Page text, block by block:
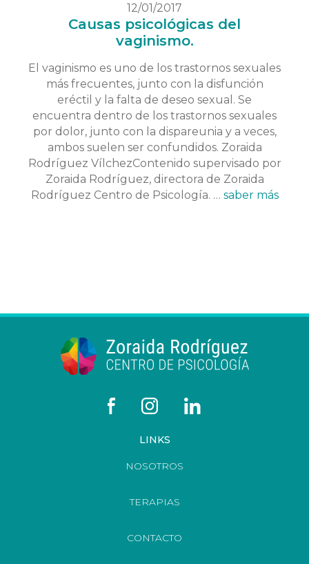
12/01/2017
Causas psicológicas del
vaginismo.
El vaginismo es uno de los trastornos sexuales
más frecuentes, junto con la disfunción
eréctil y la falta de deseo sexual. Se
encuentra dentro de los trastornos sexuales
por dolor, junto con la dispareunia y a veces,
ambos suelen ser confundidos. Zoraida
Rodríguez VílchezContenido supervisado por
Zoraida Rodríguez, directora de Zoraida
Rodríguez Centro de Psicología. … saber más
LINKS
NOSOTROS
TERAPIAS
CONTACTO